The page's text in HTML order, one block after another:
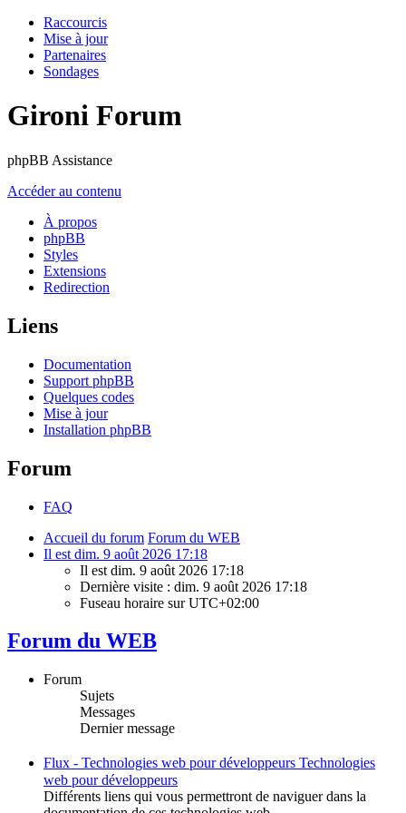
Raccourcis
Mise à jour
Partenaires
Sondages
Gironi Forum
phpBB Assistance
Accéder au contenu
À propos
phpBB
Styles
Extensions
Redirection
Liens
Documentation
Support phpBB
Quelques codes
Mise à jour
Installation phpBB
Forum
FAQ
Accueil du forum Forum du WEB
Il est dim. 9 août 2026 17:18
Il est dim. 9 août 2026 17:18
Dernière visite : dim. 9 août 2026 17:18
Fuseau horaire surUTC+02:00
Forum du WEB
Forum
Sujets
Messages
Dernier message
Flux - Technologies web pour développeurs Technologies
web pour développeurs
Différents liens qui vous permettront de naviguer dans la